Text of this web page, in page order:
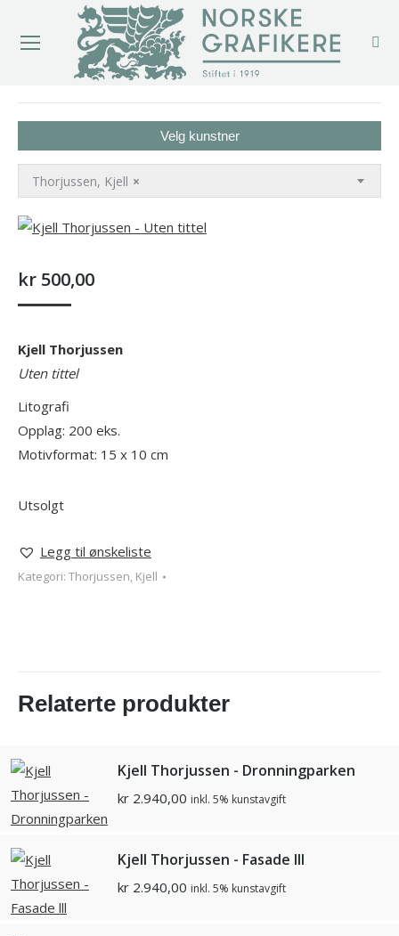
Velg kunstner
×
Thorjussen, Kjell
kr 500,00
Kjell Thorjussen
Uten tittel
Litografi
Opplag: 200 eks.
Motivformat: 15 x 10 cm
Utsolgt
Legg til ønskeliste
Kategori: Thorjussen, Kjell
Relaterte produkter
Kjell Thorjussen - Dronningparken
kr 2.940,00 inkl. 5% kunstavgift
Kjell Thorjussen - Fasade lll
kr 2.940,00 inkl. 5% kunstavgift